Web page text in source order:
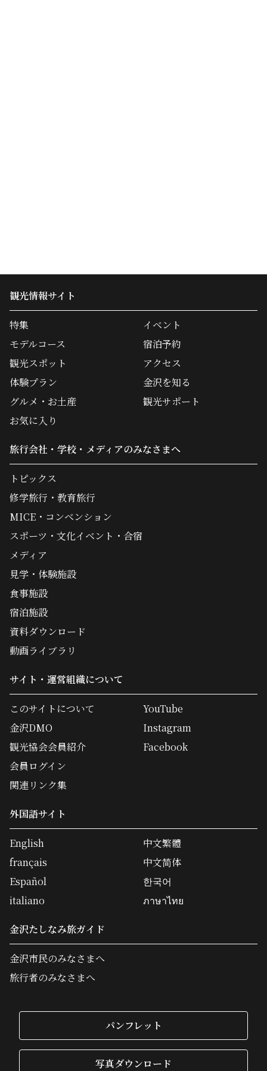
観光情報サイト
特集
モデルコース
観光スポット
体験プラン
グルメ・お土産
イベント
宿泊予約
アクセス
金沢を知る
観光サポート
お気に入り
旅行会社・学校・メディアのみなさまへ
トピックス
修学旅行・教育旅行
MICE・コンベンション
スポーツ・文化イベント・合宿
メディア
見学・体験施設
食事施設
宿泊施設
資料ダウンロード
動画ライブラリ
サイト・運営組織について
このサイトについて
金沢DMO
観光協会会員紹介
会員ログイン
関連リンク集
YouTube
Instagram
Facebook
外国語サイト
English
français
Español
italiano
中文繁體
中文简体
한국어
ภาษาไทย
金沢たしなみ旅ガイド
金沢市民のみなさまへ
旅行者のみなさまへ
パンフレット
写真ダウンロード